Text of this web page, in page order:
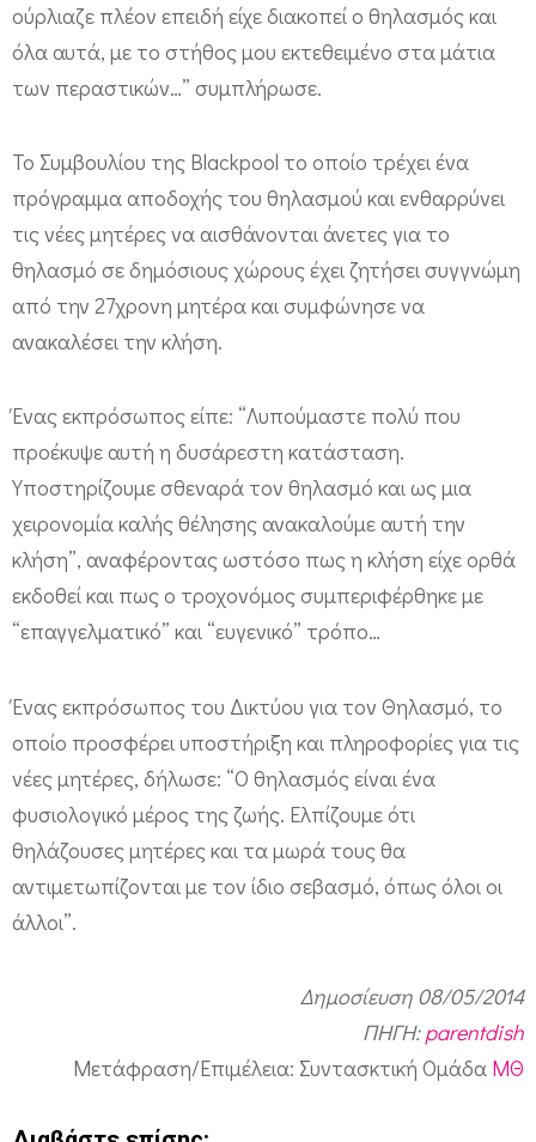
μ
ά
ούρλιαζε πλέον επειδή είχε διακοπεί ο θηλασμός και
όλα αυτά, με το στήθος μου εκτεθειμένο στα μάτια
των περαστικών…” συμπλήρωσε.
Το Συμβουλίου της Blackpool το οποίο τρέχει ένα
πρόγραμμα αποδοχής του θηλασμού και ενθαρρύνει
τις νέες μητέρες να αισθάνονται άνετες για το
θηλασμό σε δημόσιους χώρους έχει ζητήσει συγγνώμη
από την 27χρονη μητέρα και συμφώνησε να
ανακαλέσει την κλήση.
Ένας εκπρόσωπος είπε: “Λυπούμαστε πολύ που
προέκυψε αυτή η δυσάρεστη κατάσταση.
Υποστηρίζουμε σθεναρά τον θηλασμό και ως μια
χειρονομία καλής θέλησης ανακαλούμε αυτή την
κλήση”, αναφέροντας ωστόσο πως η κλήση είχε ορθά
εκδοθεί και πως ο τροχονόμος συμπεριφέρθηκε με
“επαγγελματικό” και “ευγενικό” τρόπο…
Ένας εκπρόσωπος του Δικτύου για τον Θηλασμό, το
οποίο προσφέρει υποστήριξη και πληροφορίες για τις
νέες μητέρες, δήλωσε: “Ο θηλασμός είναι ένα
φυσιολογικό μέρος της ζωής. Ελπίζουμε ότι
θηλάζουσες μητέρες και τα μωρά τους θα
αντιμετωπίζονται με τον ίδιο σεβασμό, όπως όλοι οι
άλλοι”.
Δημοσίευση 08/05/2014
ΠΗΓΗ:parentdish
Μετάφραση/Επιμέλεια: Συντασκτική Ομάδα ΜΘ